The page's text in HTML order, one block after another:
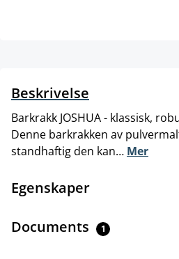
Beskrivelse
Barkrakk JOSHUA - klassisk,
Denne barkrakken av
standhaftig den kan… Mer
Egenskaper
Documents 1